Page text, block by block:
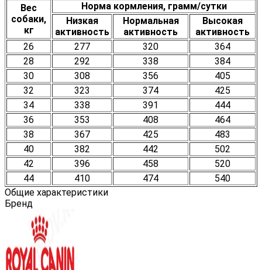
Вес
собаки,
кг
Норма кормления, грамм/сутки
Низкая
активность
Нормальная
активность
Высокая
активность
26
277 320
364
28
292 338
384
30
308 356
405
32
323 374
425
34
338 391
444
36
353 408
464
38
367 425
483
40
382 442
502
42
396 458
520
44
410 474
540
Общие характеристики
Бренд